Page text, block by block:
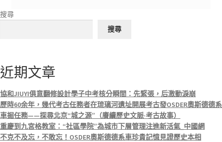
搜尋
搜尋
近期文章
協和JIUYI俱意翻修設計學子中考核分瞬間：先緊張，后激動淚崩
歷時60余年，幾代考古任務者在琉璃河遺址開展考古發OSDER奧斯德德系
車掘任務——探尋北京“城之源”（賡續歷史文脈·考古故事）
重慶到九宮格教室：“社區學院”為城市下層管理注進新活氣_中國網
不克不及忘，不敢忘！OSDER奧斯德德系車珍貴記憶見證歷史本相